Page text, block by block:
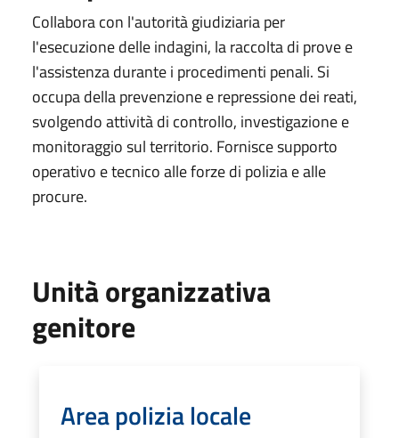
Collabora con l'autorità giudiziaria per
l'esecuzione delle indagini, la raccolta di prove e
l'assistenza durante i procedimenti penali. Si
occupa della prevenzione e repressione dei reati,
svolgendo attività di controllo, investigazione e
monitoraggio sul territorio. Fornisce supporto
operativo e tecnico alle forze di polizia e alle
procure.
Unità organizzativa
genitore
Area polizia locale